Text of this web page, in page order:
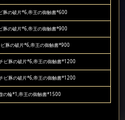
豚の破片*6,帝王の御触書*600
豚の破片*6,帝王の御触書*900
豚の破片*6,帝王の御触書*900
ビ豚の破片*6,帝王の御触書*1200
ビ豚の破片*6,帝王の御触書*1200
の輪*1,帝王の御触書*1500